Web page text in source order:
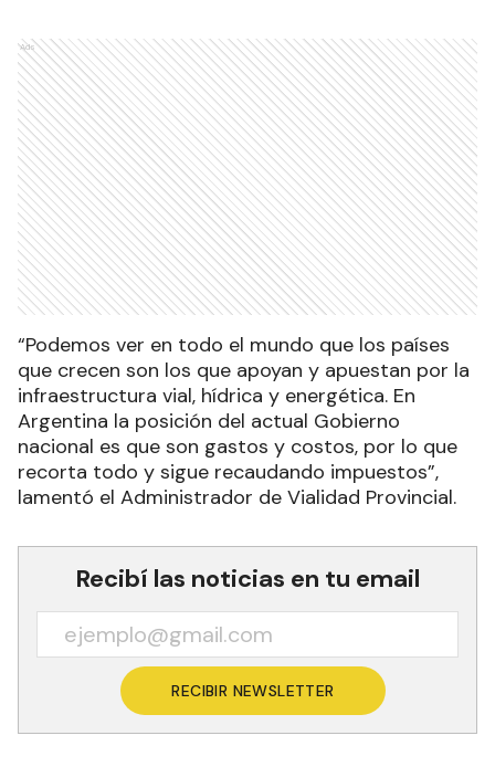
Ads
“Podemos ver en todo el mundo que los países
que crecen son los que apoyan y apuestan por la
infraestructura vial, hídrica y energética. En
Argentina la posición del actual Gobierno
nacional es que son gastos y costos, por lo que
recorta todo y sigue recaudando impuestos”,
lamentó el Administrador de Vialidad Provincial.
Recibí las noticias en tu email
RECIBIR NEWSLETTER